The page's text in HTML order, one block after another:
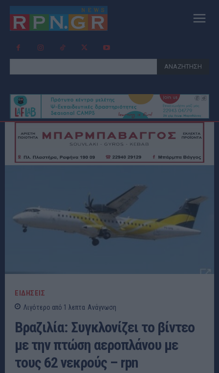
ΑΝΑΖΗΤΗΣΗ
ΕΙΔΗΣΕΙΣ
Λιγότερο από 1 λεπτα Ανάγνωση
Βραζιλία: Συγκλονίζει το βίντεο
με την πτώση αεροπλάνου με
τους 62 νεκρούς – rpn